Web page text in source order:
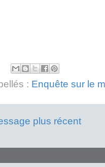
: Enquête sur le
plus récent